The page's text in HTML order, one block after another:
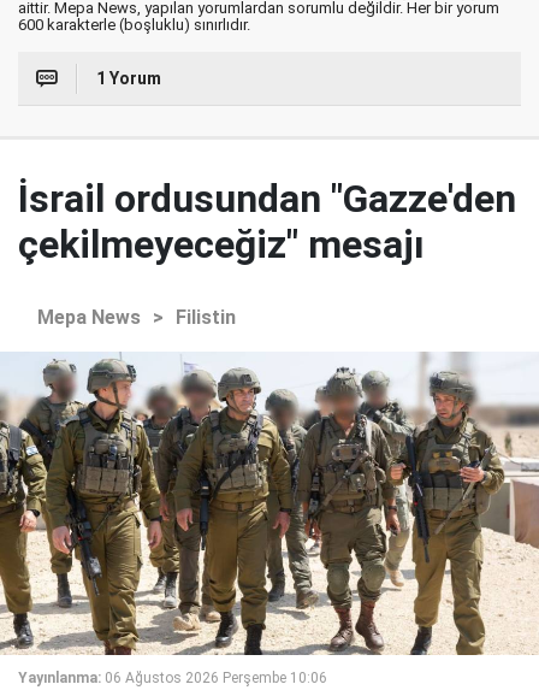
aittir. Mepa News, yapılan yorumlardan sorumlu değildir. Her bir yorum
600 karakterle (boşluklu) sınırlıdır.
1 Yorum
İsrail ordusundan "Gazze'den
çekilmeyeceğiz" mesajı
Mepa News > Filistin
Yayınlanma: 06 Ağustos 2026 Perşembe 10:06